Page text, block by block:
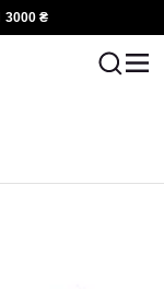
3000 ₴